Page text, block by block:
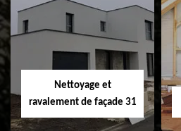
Pose et
changement de
fenêtre de toit et
Velux 31
Nettoyage et
ravalement de façade 31